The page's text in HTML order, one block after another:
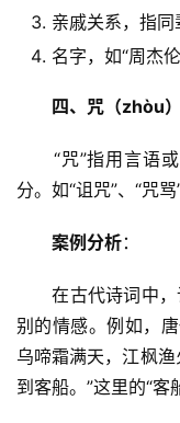
亲戚关系，指同
名字，如“周杰伦
四、咒（zhòu）
“咒”指用言语或
分。如“诅咒”、“咒骂”
案例分析：
在古代诗词中，
别的情感。例如，
乌啼霜满天，江枫
到客船。”这里的“客